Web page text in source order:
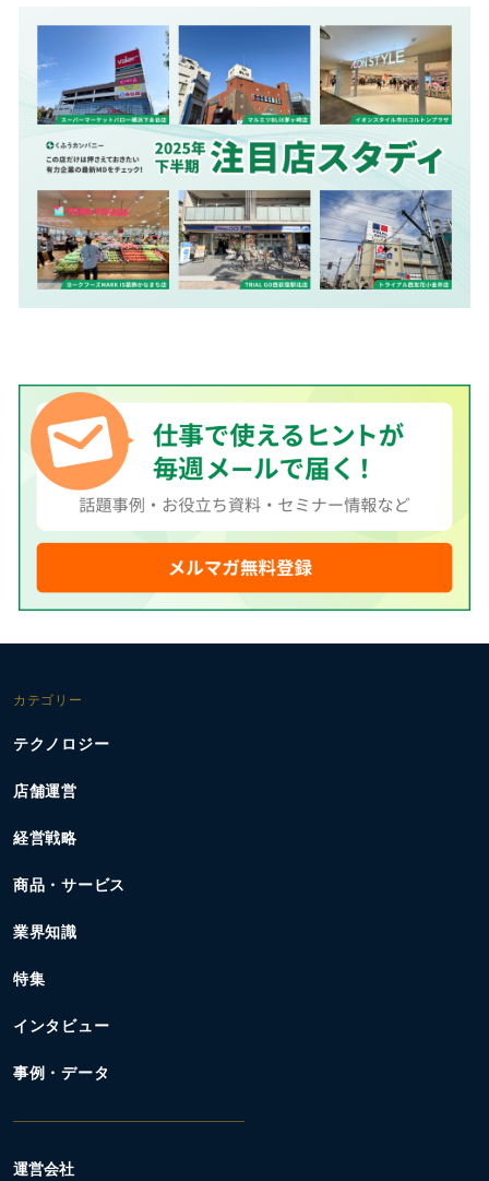
カテゴリー
テクノロジー
店舗運営
経営戦略
商品・サービス
業界知識
特集
インタビュー
事例・データ
運営会社